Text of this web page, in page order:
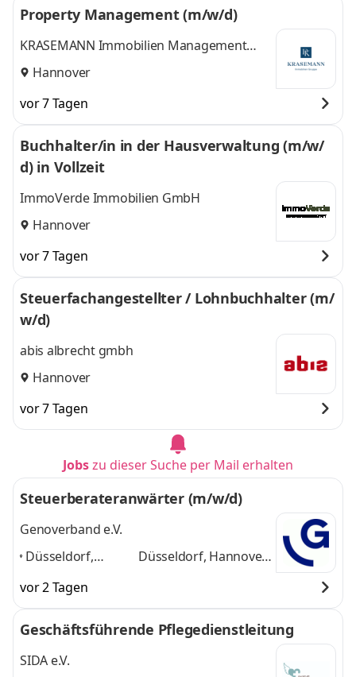
Property Management (m/w/d)
KRASEMANN Immobilien Management
GmbH
Hannover
vor 7 Tagen
Buchhalter/in in der Hausverwaltung (m/w/
d) in Vollzeit
ImmoVerde Immobilien GmbH
Hannover
vor 7 Tagen
Steuerfachangestellter / Lohnbuchhalter (m/
w/d)
abis albrecht gmbh
Hannover
vor 7 Tagen
Jobszu dieser Suche per Mail erhalten
Steuerberateranwärter (m/w/d)
Genoverband e.V.
Düsseldorf,
Isenburg,
Rendsburg,
Schwerin,
Münster
Düsseldorf, Hannover,
Münsterund 4 weitere
vor 2 Tagen
Geschäftsführende Pflegedienstleitung
SIDA e.V.